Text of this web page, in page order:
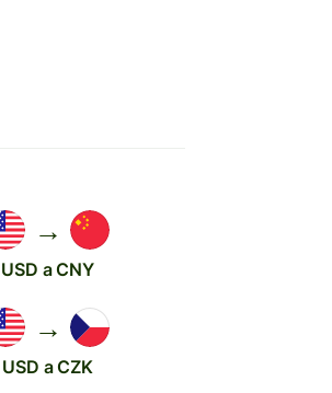
→
USD a CNY
→
USD a CZK